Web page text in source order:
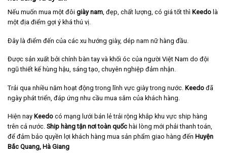
Nếu muốn mua một đôi giày nam , đẹp, chất lượng, có giá tốt thì Keedo là
một địa điểm gợi ý khá thú vị.
Đây là điểm đến của các xu hướng giày, dép nam nữ hàng đầu.
Được sản xuất bởi chính bàn tay và khối óc của người Việt Nam do đội
ngũ thiết kế hùng hậu, sáng tạo, chuyên nghiệp đảm nhận.
Trải qua nhiều năm hoạt động trong lĩnh vực giày trong nước. Keedo đã
ngày phát triển, đáp ứng nhu cầu mua sắm của khách hàng.
Hiện nay Keedo có mạng lưới bán lẻ trải rộng khắp khu vực ship hàng
trên cả nước. Ship hàng tận nơi toàn quốc hài lòng mới phải thanh toán,
để đảm bảo quyền lợi khách hàng mua sản phẩm giao hàng đến Huyện
Bắc Quang, Hà Giang